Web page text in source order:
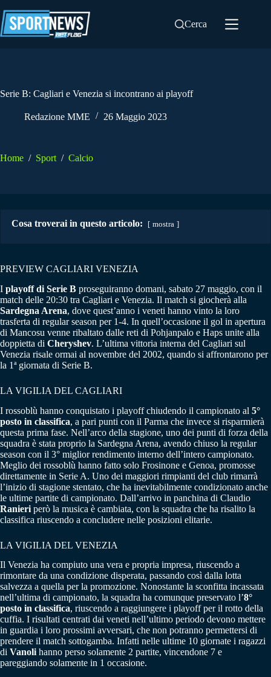
al
contenuto
Cerca
Serie B: Cagliari e Venezia si incontrano ai playoff
Redazione MME 26 Maggio 2023
Home / Sport / Calcio
Cosa troverai in questo articolo: mostra
PREVIEW CAGLIARI VENEZIA
I playoff di Serie B proseguiranno domani, sabato 27 maggio, con il
match delle 20:30 tra Cagliari e Venezia. Il match si giocherà alla
Sardegna Arena, dove quest’anno i veneti hanno vinto la loro
trasferta di regular season per 1-4. In quell’occasione il gol in apertura
di Mancosu venne ribaltato dalle reti di Pohjanpalo e Haps unite alla
doppietta di Cheryshev. L’ultima vittoria interna del Cagliari sul
Venezia risale ormai al novembre del 2002, quando si affrontarono per
la 1ª giornata di Serie B.
LA VIGILIA DEL CAGLIARI
I rossoblù hanno conquistato i playoff chiudendo il campionato al 5°
posto in classifica, a pari punti con il Parma che invece si risparmierà
questa prima fase. Nell’arco della stagione, uno dei punti di forza della
squadra è stata proprio la Sardegna Arena, avendo chiuso la regular
season con il 3° miglior rendimento interno dell’intero campionato.
Meglio dei rossoblù hanno fatto solo Frosinone e Genoa, promosse
direttamente in Serie A. Uno dei maggiori rimpianti del club rimarrà
l’inizio di stagione stentato, che ha inevitabilmente condizionato anche
le ultime partite di campionato. Dall’arrivo in panchina di Claudio
Ranieri però la musica è cambiata, con la squadra che ha risalito la
classifica riuscendo a concludere nelle posizioni elitarie.
LA VIGILIA DEL VENEZIA
Il Venezia ha compiuto una vera e propria impresa, riuscendo a
rimontare da una condizione disperata, passando così dalla lotta
salvezza a quella per la promozione. Nonostante la sconfitta incassata
nell’ultima di campionato, la squadra ha comunque preservato l’8°
posto in classifica, riuscendo a raggiungere i playoff per il rotto della
cuffia. I risultati centrati dai veneti nell’ultimo periodo devono mettere
in guardia i loro prossimi avversari, che non potranno permettersi di
prendere il match sottogamba. Infatti nelle ultime 10 giornate i ragazzi
di Vanoli hanno perso solamente 2 partite, vincendone 7 e
pareggiando solamente in 1 occasione.